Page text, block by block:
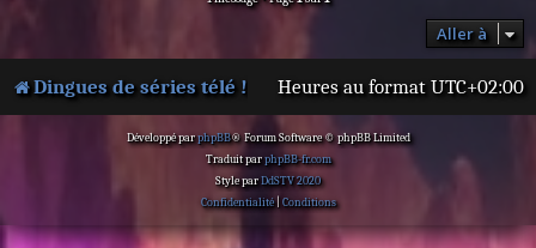
Aller à
Dingues de séries télé ! Heures au format UTC+02:00
Développé parphpBB® Forum Software © phpBB Limited
Traduit parphpBB-fr.com
Style parDdSTV 2020
Confidentialité| Conditions